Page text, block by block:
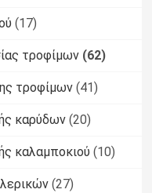
(17)
τροφίμων (62)
τροφίμων (41)
καρύδων (20)
καλαμποκιού (10)
(27)